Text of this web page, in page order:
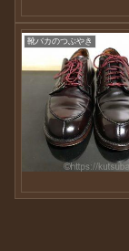
靴バカのつぶやき